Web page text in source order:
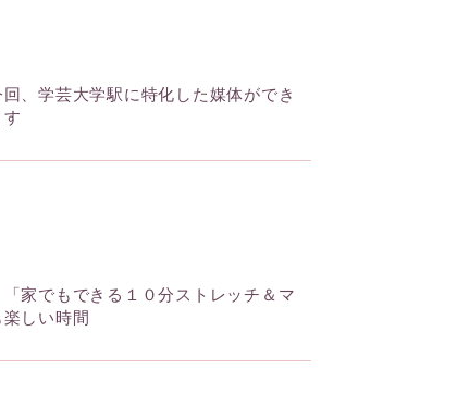
、学芸大学駅に特化した媒体ができ
家でもできる１０分ストレッチ＆マ
しい時間